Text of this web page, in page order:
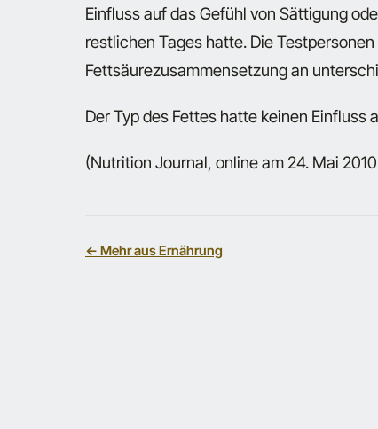
Einfluss auf das Gefühl von Sättigung
restlichen Tages hatte. Die
Fettsäurezusammensetzung an
Der Typ des Fettes hatte keinen
(Nutrition Journal, online am 24. Mai
← Mehr aus Ernährung